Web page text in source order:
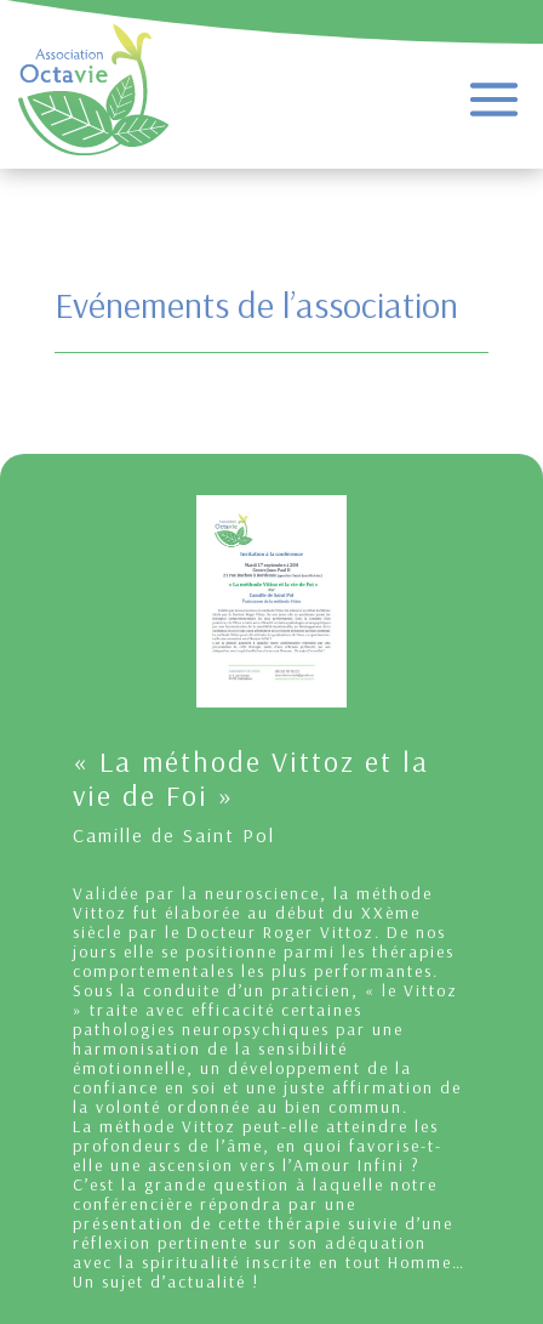
Evénements de l’association
« La méthode Vittoz et la
vie de Foi »
Camille de Saint Pol
Validée par la neuroscience, la méthode
Vittoz fut élaborée au début du XXème
siècle par le Docteur Roger Vittoz. De nos
jours elle se positionne parmi les thérapies
comportementales les plus performantes.
Sous la conduite d’un praticien, « le Vittoz
» traite avec efficacité certaines
pathologies neuropsychiques par une
harmonisation de la sensibilité
émotionnelle, un développement de la
confiance en soi et une juste affirmation de
la volonté ordonnée au bien commun.
La méthode Vittoz peut-elle atteindre les
profondeurs de l’âme, en quoi favorise-t-
elle une ascension vers l’Amour Infini ?
C’est la grande question à laquelle notre
conférencière répondra par une
présentation de cette thérapie suivie d’une
réflexion pertinente sur son adéquation
avec la spiritualité inscrite en tout Homme…
Un sujet d’actualité !